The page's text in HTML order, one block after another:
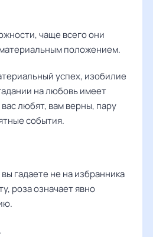
чаще всего они
положением.
успех, изобилие
на любовь имеет
любят, вам верны, пару
события.
гадаете не на избранника
роза означает явно